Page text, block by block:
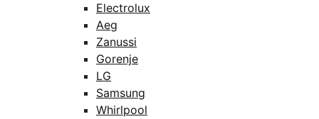
Electrolux
Aeg
Zanussi
Gorenje
LG
Samsung
Whirlpool